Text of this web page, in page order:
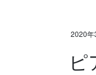
2020年